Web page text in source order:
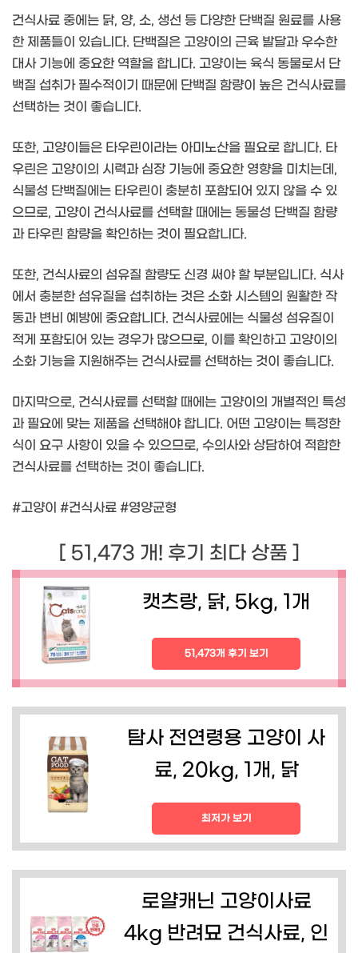
건식사료 중에는 닭, 양, 소, 생선 등 다양한 단백질 원료를 사용
한 제품들이 있습니다. 단백질은 고양이의 근육 발달과 우수한
대사 기능에 중요한 역할을 합니다. 고양이는 육식 동물로서 단
백질 섭취가 필수적이기 때문에 단백질 함량이 높은 건식사료를
선택하는 것이 좋습니다.
또한, 고양이들은 타우린이라는 아미노산을 필요로 합니다. 타
우린은 고양이의 시력과 심장 기능에 중요한 영향을 미치는데,
식물성 단백질에는 타우린이 충분히 포함되어 있지 않을 수 있
으므로, 고양이 건식사료를 선택할 때에는 동물성 단백질 함량
과 타우린 함량을 확인하는 것이 필요합니다.
또한, 건식사료의 섬유질 함량도 신경 써야 할 부분입니다. 식사
에서 충분한 섬유질을 섭취하는 것은 소화 시스템의 원활한 작
동과 변비 예방에 중요합니다. 건식사료에는 식물성 섬유질이
적게 포함되어 있는 경우가 많으므로, 이를 확인하고 고양이의
소화 기능을 지원해주는 건식사료를 선택하는 것이 좋습니다.
마지막으로, 건식사료를 선택할 때에는 고양이의 개별적인 특성
과 필요에 맞는 제품을 선택해야 합니다. 어떤 고양이는 특정한
식이 요구 사항이 있을 수 있으므로, 수의사와 상담하여 적합한
건식사료를 선택하는 것이 좋습니다.
#고양이 #건식사료 #영양균형
[ 51,473 개! 후기 최다 상품 ]
캣츠랑, 닭, 5kg, 1개
51,473개 후기 보기
탐사 전연령용 고양이 사
료, 20kg, 1개, 닭
최저가 보기
로얄캐닌 고양이사료
4kg 반려묘 건식사료, 인